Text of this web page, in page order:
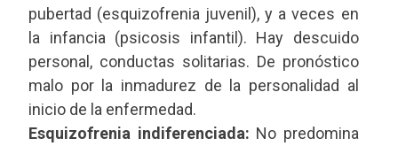
pubertad (esquizofrenia juvenil), y a veces en
la infancia (psicosis infantil). Hay descuido
personal, conductas solitarias. De pronóstico
malo por la inmadurez de la personalidad al
inicio de la enfermedad.
Esquizofrenia indiferenciada: No predomina